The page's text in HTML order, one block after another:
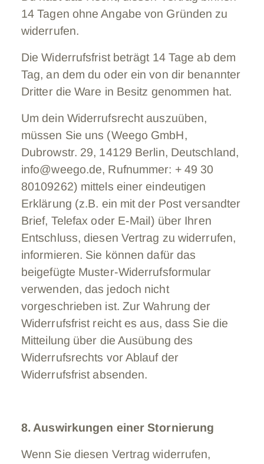
14 Tagen ohne Angabe von Gründen zu
widerrufen.
Die Widerrufsfrist beträgt 14 Tage ab dem
Tag, an dem du oder ein von dir benannter
Dritter die Ware in Besitz genommen hat.
Um dein Widerrufsrecht auszuüben,
müssen Sie uns (Weego GmbH,
Dubrowstr. 29, 14129 Berlin, Deutschland,
info@weego.de, Rufnummer: + 49 30
80109262) mittels einer eindeutigen
Erklärung (z.B. ein mit der Post versandter
Brief, Telefax oder E-Mail) über Ihren
Entschluss, diesen Vertrag zu widerrufen,
informieren. Sie können dafür das
beigefügte Muster-Widerrufsformular
verwenden, das jedoch nicht
vorgeschrieben ist. Zur Wahrung der
Widerrufsfrist reicht es aus, dass Sie die
Mitteilung über die Ausübung des
Widerrufsrechts vor Ablauf der
Widerrufsfrist absenden.
8. Auswirkungen einer Stornierung
Wenn Sie diesen Vertrag widerrufen,